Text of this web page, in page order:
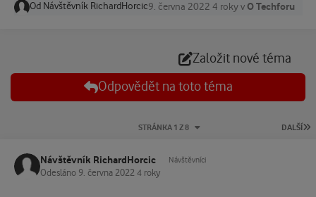
Od Návštěvník RichardHorcic9. června 2022 4 rokyv O Techforu
Založit nové téma
Odpovědět na toto téma
DALŠÍ
STRÁNKA 1 Z 8
Návštěvník RichardHorcic Návštěvníci
Odesláno 9. června 2022 4 roky